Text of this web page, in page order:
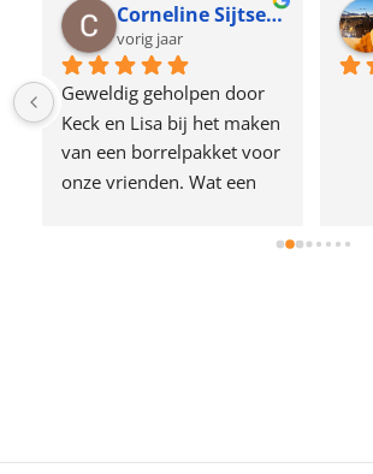
Corneline Sijtsema
vorig jaar
Geweldig geholpen door
Keck en Lisa bij het maken
van een borrelpakket voor
onze vrienden. Wat een